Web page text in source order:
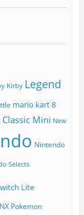
Kirby Legend
mario kart 8
Classic Mini New
Nintendo
Selects
Lite
NX Pokemon